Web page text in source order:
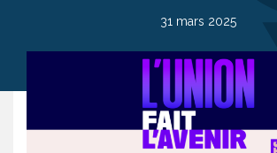
31 mars 2025